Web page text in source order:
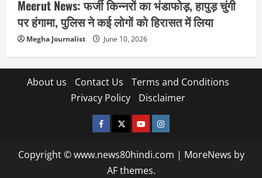
Meerut News: फर्जी किन्नरों का भंडाफोड़, हापुड़ चुंगी
पर हंगामा, पुलिस ने कई लोगों को हिरासत में लिया
Megha Journalist June 10, 2026
About us Contact Us
Terms and Conditions
Privacy Policy
Disclaimer
facebooktwitterYOUTUBE
instagram
Copyright © www.news80hindi.com | MoreNews by
AF themes.